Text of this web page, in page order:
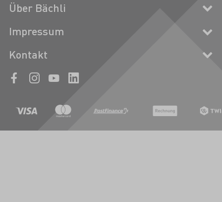
Über Bächli
Impressum
Kontakt